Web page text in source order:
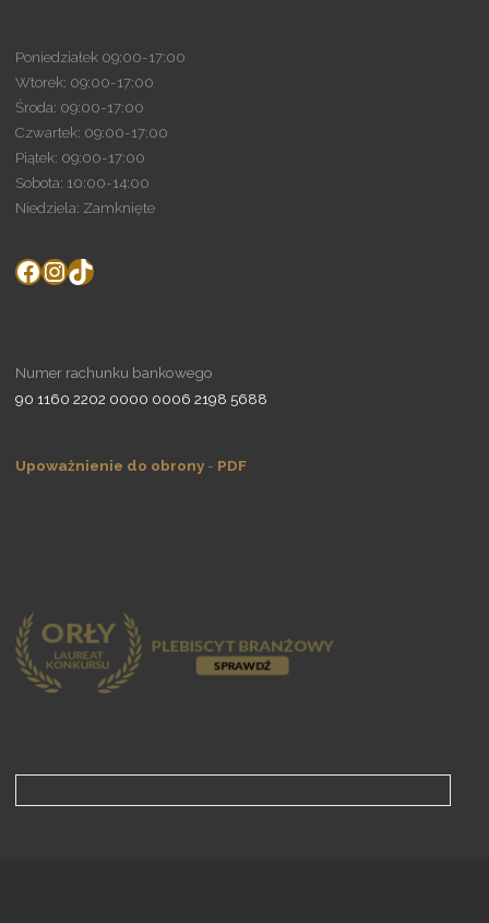
Poniedziałek 09:00-17:00
Wtorek: 09:00-17:00
Środa: 09:00-17:00
Czwartek: 09:00-17:00
Piątek: 09:00-17:00
Sobota: 10:00-14:00
Niedziela: Zamknięte
Numer rachunku bankowego
90 1160 2202 0000 0006 2198 5688
Upoważnienie do obrony- PDF